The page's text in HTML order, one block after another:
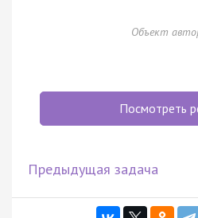
Объект
Посмотреть
Предыдущая задача